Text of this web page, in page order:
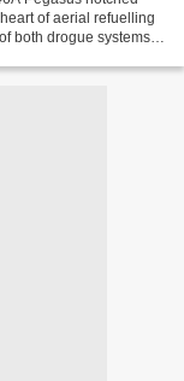
of aerial refuelling
both drogue systems